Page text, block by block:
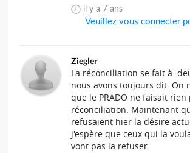
il y a 7 ans
Veuillez vous connecter
Ziegler
La réconciliation se fait à
nous avons toujours dit. On
que le PRADO ne faisait rien
réconciliation. Maintenant
refusaient hier la désire
j'espère que ceux qui la
vont pas la refuser.